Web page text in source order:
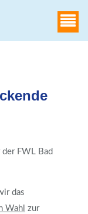
FWL Bad
das
Wahl zur